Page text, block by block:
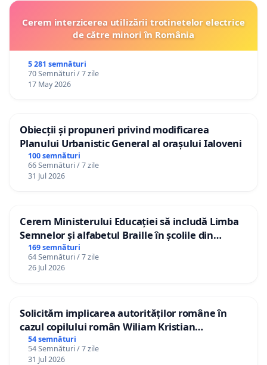
Cerem interzicerea utilizării trotinetelor electrice
de către minori în România
5 281 semnături
70 Semnături / 7 zile
17 May 2026
Obiecții și propuneri privind modificarea
Planului Urbanistic General al orașului Ialoveni
100 semnături
66 Semnături / 7 zile
31 Jul 2026
Cerem Ministerului Educației să includă Limba
Semnelor și alfabetul Braille în școlile din
Republica Moldova!
169 semnături
64 Semnături / 7 zile
26 Jul 2026
Solicităm implicarea autorităților române în
cazul copilului român Wiliam Kristian
Gheorghe, aflat în plasament în Danemarca de
12 ani
54 semnături
54 Semnături / 7 zile
31 Jul 2026